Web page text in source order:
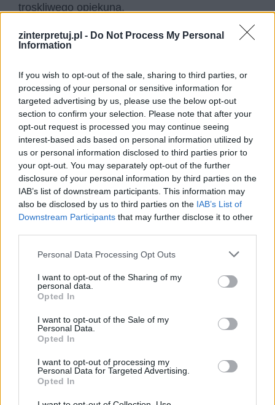
zinterpretuj.pl - Do Not Process My Personal
Information
If you wish to opt-out of the sale, sharing to third parties, or
processing of your personal or sensitive information for
targeted advertising by us, please use the below opt-out
section to confirm your selection. Please note that after your
opt-out request is processed you may continue seeing
interest-based ads based on personal information utilized by
us or personal information disclosed to third parties prior to
your opt-out. You may separately opt-out of the further
disclosure of your personal information by third parties on the
IAB’s list of downstream participants. This information may
also be disclosed by us to third parties on the IAB’s List of
Downstream Participants that may further disclose it to other
Personal Data Processing Opt Outs
I want to opt-out of the Sharing of my
personal data.
Opted In
I want to opt-out of the Sale of my
Personal Data.
Opted In
I want to opt-out of processing my
Personal Data for Targeted Advertising.
Opted In
troskliwego opiekuna.
Książę Witold
Litewski arystokrata. Postać dynamiczna. Na
początku jest człowiekiem zdradliwym, który
przy pomocy krzyżackiego wsparcia próbuje
zwrócić się przeciwko zbuntowanym Litwinom.